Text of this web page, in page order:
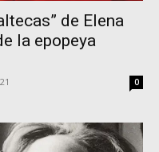
de Elena
la epopeya
0